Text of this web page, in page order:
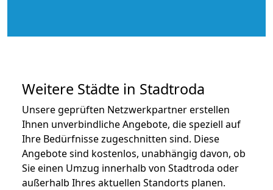
Weitere Städte in Stadtroda
Unsere geprüften Netzwerkpartner erstellen
Ihnen unverbindliche Angebote, die speziell auf
Ihre Bedürfnisse zugeschnitten sind. Diese
Angebote sind kostenlos, unabhängig davon, ob
Sie einen Umzug innerhalb von Stadtroda oder
außerhalb Ihres aktuellen Standorts planen.